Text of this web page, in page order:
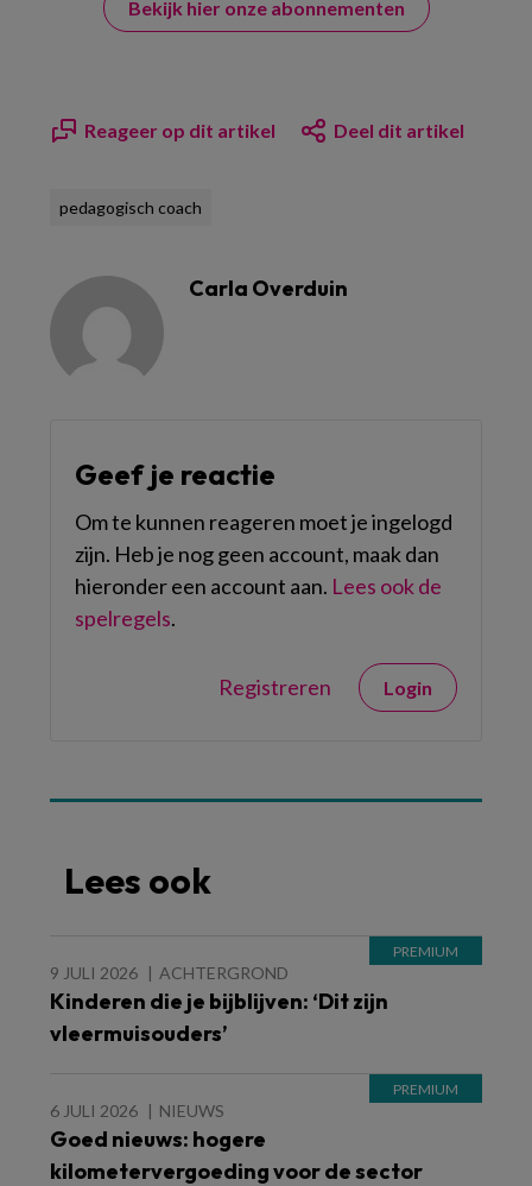
Bekijk hier onze abonnementen
Reageer op dit artikel Deel dit artikel
pedagogisch coach
Carla Overduin
Geef je reactie
Om te kunnen reageren moet je ingelogd
zijn. Heb je nog geen account, maak dan
hieronder een account aan. Lees ook de
spelregels.
Registreren Login
Lees ook
9 JULI 2026 ACHTERGROND
Kinderen die je bijblijven: ‘Dit zijn
vleermuisouders’
6 JULI 2026 NIEUWS
Goed nieuws: hogere
kilometervergoeding voor de sector